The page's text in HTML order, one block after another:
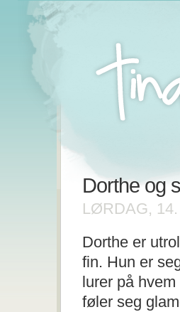
Dorthe og
LØRDAG,
Dorthe er
fin. Hun er
lurer på
føler seg